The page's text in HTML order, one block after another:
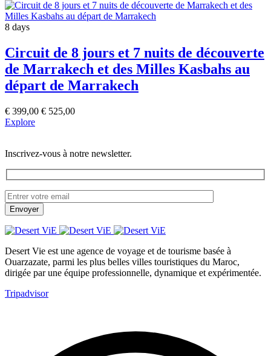
8 days
Circuit de 8 jours et 7 nuits de découverte
de Marrakech et des Milles Kasbahs au
départ de Marrakech
€ 399,00 € 525,00
Explore
Inscrivez-vous à notre newsletter.
Desert Vie est une agence de voyage et de tourisme basée à
Ouarzazate, parmi les plus belles villes touristiques du Maroc,
dirigée par une équipe professionnelle, dynamique et expérimentée.
Tripadvisor